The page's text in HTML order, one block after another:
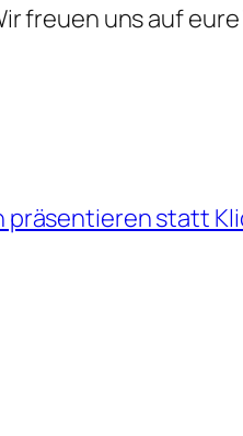
freuen uns auf
präsentieren statt